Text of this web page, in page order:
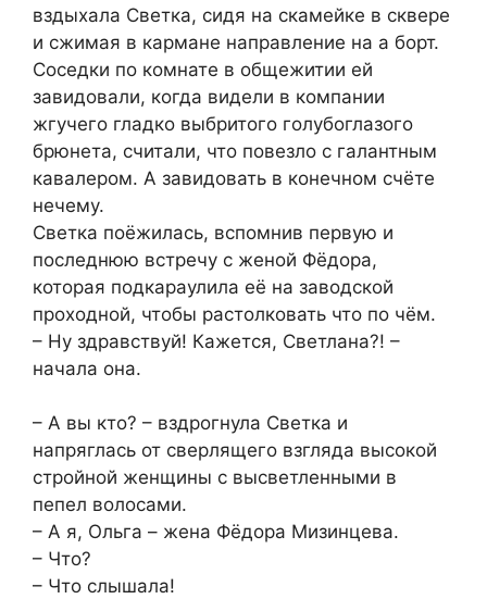
вздыхала Светка, сидя на скамейке в сквере
и сжимая в кармане направление на а борт.
Соседки по комнате в общежитии ей
завидовали, когда видели в компании
жгучего гладко выбритого голубоглазого
брюнета, считали, что повезло с галантным
кавалером. А завидовать в конечном счёте
нечему.
Светка поёжилась, вспомнив первую и
последнюю встречу с женой Фёдора,
которая подкараулила её на заводской
проходной, чтобы растолковать что по чём.
– Ну здравствуй! Кажется, Светлана?! –
начала она.
– А вы кто? – вздрогнула Светка и
напряглась от сверлящего взгляда высокой
стройной женщины с высветленными в
пепел волосами.
– А я, Ольга – жена Фёдора Мизинцева.
– Что?
– Что слышала!